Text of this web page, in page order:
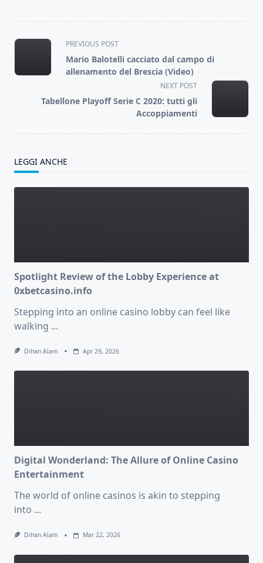
<span
class="nav-
subtitle
reader-
PREVIOUS POST
Mario Balotelli cacciato dal campo di
allenamento del Brescia (Video)
NEXT POST
Tabellone Playoff Serie C 2020: tutti gli
Accoppiamenti
LEGGI ANCHE
Spotlight Review of the Lobby Experience at
0xbetcasino.info
Stepping into an online casino lobby can feel like
walking ...
Dihan Alam Apr 29, 2026
Digital Wonderland: The Allure of Online Casino
Entertainment
The world of online casinos is akin to stepping
into ...
Dihan Alam Mar 22, 2026